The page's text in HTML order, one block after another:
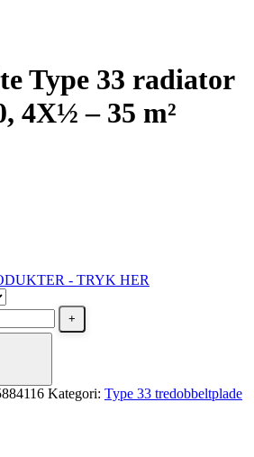
Type 33 radiator
4X½ – 35 m²
- TRYK HER
Kategori: Type 33 tredobbeltplade